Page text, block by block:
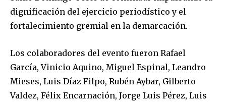
dignificación del ejercicio periodístico y el
fortalecimiento gremial en la demarcación.
Los colaboradores del evento fueron Rafael
García, Vinicio Aquino, Miguel Espinal, Leandro
Mieses, Luis Díaz Filpo, Rubén Aybar, Gilberto
Valdez, Félix Encarnación, Jorge Luis Pérez, Luis